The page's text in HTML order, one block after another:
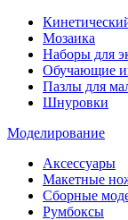
Мозаика
Наборы для
Обучающие
Пазлы для
Шнуровки
Моделирование
Аксессуары
Макетные
Сборные
Румбоксы